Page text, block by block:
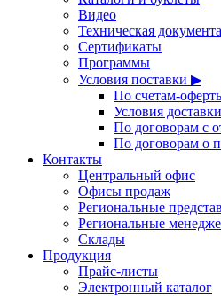
Видео
Техническая
Сертификаты
Программы
Условия поставки ▶
По счетам-
Условия доставки
По договорам с
По договорам о
Контакты
Центральный офис
Офисы продаж
Региональные
Региональные
Склады
Продукция
Прайс-листы
Электронный каталог